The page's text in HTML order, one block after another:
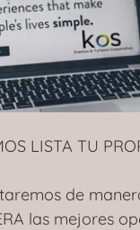
LISTA TU
de
las mejores